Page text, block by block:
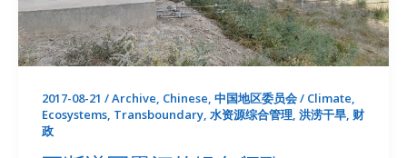
2017-08-21 /Archive, Chinese, 中国地区委员会/ Climate,
Ecosystems, Transboundary, 水资源综合管理, 洪涝干旱, 财
政